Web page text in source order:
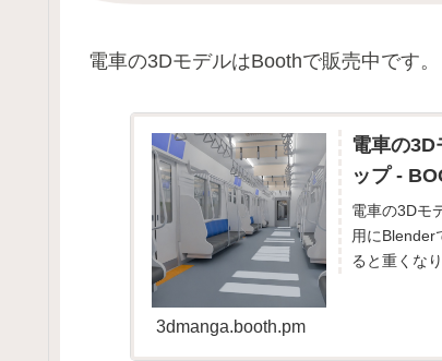
電車の3DモデルはBoothで販売中です。
電車の
ップ -
電車の3Dモ
用に
ると重くな
3dmanga.booth.pm